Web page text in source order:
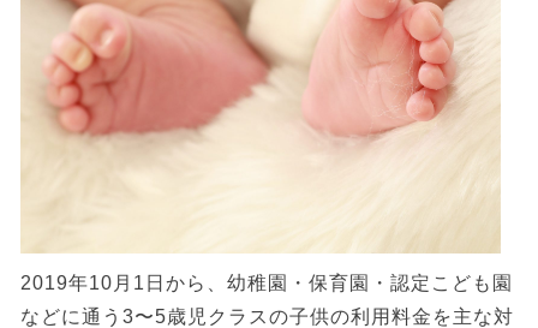
2019年10月1日から、幼稚園・保育園・認定こども園
などに通う3〜5歳児クラスの子供の利用料金を主な対